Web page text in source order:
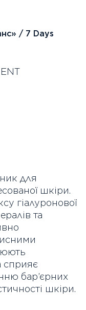
/ 7 Days
для
шкіри.
гіалуронової
та
сприяє
бар’єрних
шкіри.